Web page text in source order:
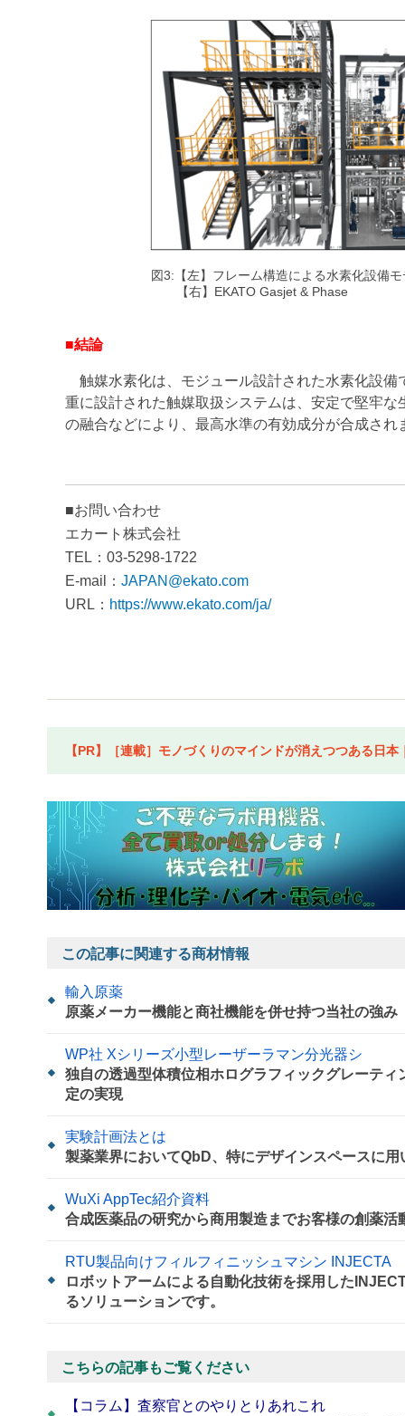
図3:【左】フレーム構造による水素化設備
【右】EKATO Gasjet & Phase
■結論
触媒水素化は、モジュール設計された水素化設備
重に設計された触媒取扱システムは、安定で堅牢
の融合などにより、最高水準の有効成分が合成され
■お問い合わせ
エカート株式会社
TEL：03-5298-1722
E-mail： JAPAN@ekato.com
URL： https://www.ekato.com/ja/
【PR】［連載］モノづくりのマインドが消えつつある日
この記事に関連する商材情報
輸入原薬
原薬メーカー機能と商社機能を併せ持つ当社の強み
WP社 Xシリーズ小型レーザーラマン分光器シ
独自の透過型体積位相ホログラフィックグレーテ
定の実現
実験計画法とは
製薬業界においてQbD、特にデザインスペースに
WuXi AppTec紹介資料
合成医薬品の研究から商用製造までお客様の創薬
RTU製品向けフィルフィニッシュマシン INJECTA
ロボットアームによる自動化技術を採用した
るソリューションです。
こちらの記事もご覧ください
【コラム】査察官とのやりとりあれこれ